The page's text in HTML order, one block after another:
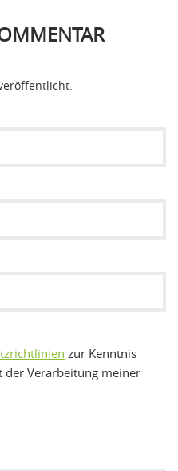
zur Kenntnis
Verarbeitung meiner